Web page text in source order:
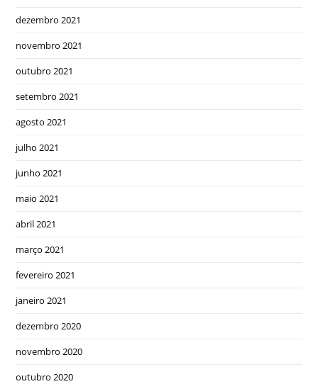
dezembro 2021
novembro 2021
outubro 2021
setembro 2021
agosto 2021
julho 2021
junho 2021
maio 2021
abril 2021
março 2021
fevereiro 2021
janeiro 2021
dezembro 2020
novembro 2020
outubro 2020